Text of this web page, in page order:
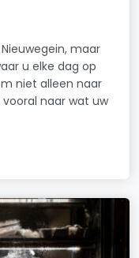
maar
u elke dag op
niet alleen naar
naar wat uw